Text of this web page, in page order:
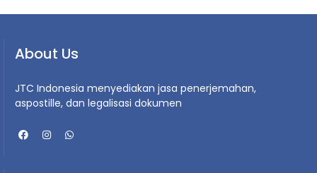
About Us
JTC Indonesia menyediakan jasa penerjemahan,
aspostille, dan legalisasi dokumen